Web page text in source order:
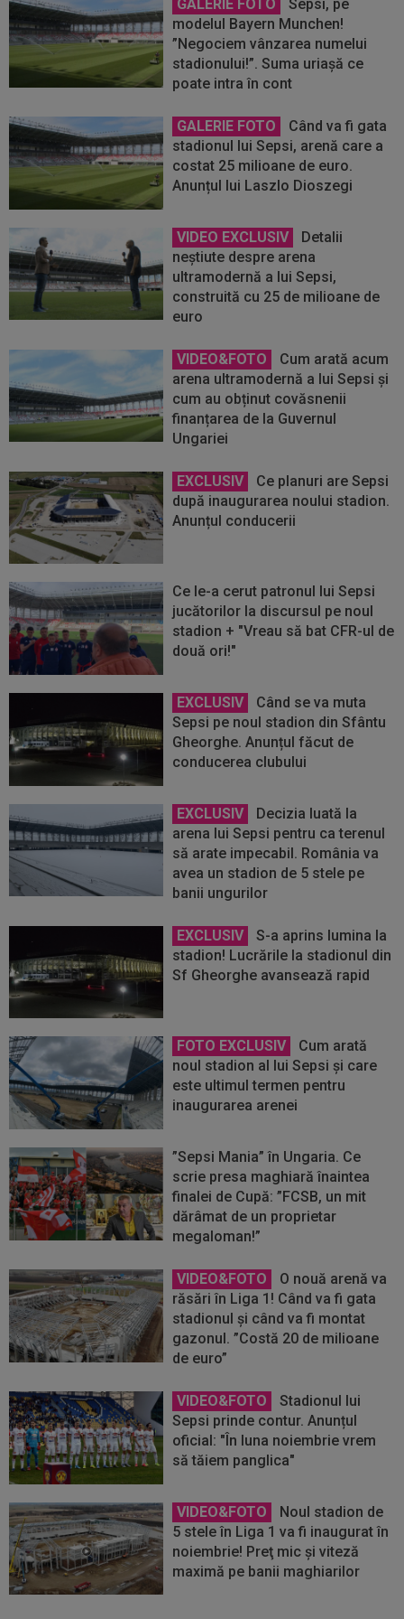
GALERIE FOTO
Sepsi, pe
modelul Bayern Munchen!
”Negociem vânzarea numelui
stadionului!”. Suma uriașă ce
poate intra în cont
GALERIE FOTO
Când va fi gata
stadionul lui Sepsi, arenă care a
costat 25 milioane de euro.
Anunțul lui Laszlo Dioszegi
VIDEO EXCLUSIV
Detalii
neştiute despre arena
ultramodernă a lui Sepsi,
construită cu 25 de milioane de
euro
VIDEO&FOTO
Cum arată acum
arena ultramodernă a lui Sepsi și
cum au obținut covăsnenii
finanțarea de la Guvernul
Ungariei
EXCLUSIV
Ce planuri are Sepsi
după inaugurarea noului stadion.
Anunțul conducerii
Ce le-a cerut patronul lui Sepsi
jucătorilor la discursul pe noul
stadion + "Vreau să bat CFR-ul de
două ori!"
EXCLUSIV
Când se va muta
Sepsi pe noul stadion din Sfântu
Gheorghe. Anunțul făcut de
conducerea clubului
EXCLUSIV
Decizia luată la
arena lui Sepsi pentru ca terenul
să arate impecabil. România va
avea un stadion de 5 stele pe
banii ungurilor
EXCLUSIV
S-a aprins lumina la
stadion! Lucrările la stadionul din
Sf Gheorghe avansează rapid
FOTO EXCLUSIV
Cum arată
noul stadion al lui Sepsi şi care
este ultimul termen pentru
inaugurarea arenei
”Sepsi Mania” în Ungaria. Ce
scrie presa maghiară înaintea
finalei de Cupă: ”FCSB, un mit
dărâmat de un proprietar
megaloman!”
VIDEO&FOTO
O nouă arenă va
răsări în Liga 1! Când va fi gata
stadionul și când va fi montat
gazonul. ”Costă 20 de milioane
de euro”
VIDEO&FOTO
Stadionul lui
Sepsi prinde contur. Anunțul
oficial: "În luna noiembrie vrem
să tăiem panglica"
VIDEO&FOTO
Noul stadion de
5 stele în Liga 1 va fi inaugurat în
noiembrie! Preţ mic şi viteză
maximă pe banii maghiarilor